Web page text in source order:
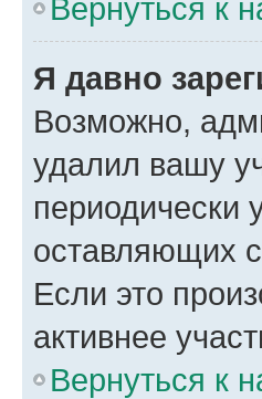
Вернуться к
Я давно
Возможно,
удалил вашу
периодически
оставляющих
Если это
активнее
Вернуться к